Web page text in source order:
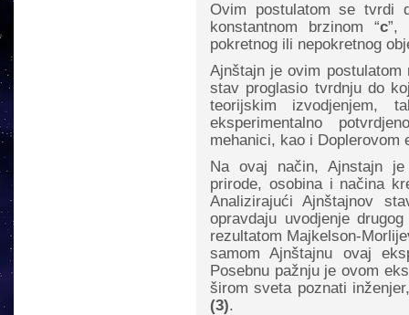
Ovim postulatom se tvrdi
konstantnom brzinom “c”,
pokretnog ili nepokretnog
Ajnštajn je ovim
stav proglasio tvrdnju do
teorijskim izvodjenjem,
eksperimentalno
mehanici, kao i Doplerovom
Na ovaj način, Ajnstajn
prirode, osobina i načina
Analizirajući Ajnštajnov
opravdaju uvodjenje
rezultatom Majkelson-
samom Ajnštajnu ovaj
Posebnu pažnju je ovom
širom sveta poznati
(3).